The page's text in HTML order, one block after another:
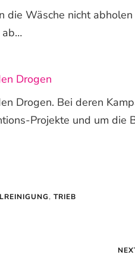
die Wäsche nicht
ab…
Drogen
Drogen. Bei deren
Projekte und um die
, TRIEB